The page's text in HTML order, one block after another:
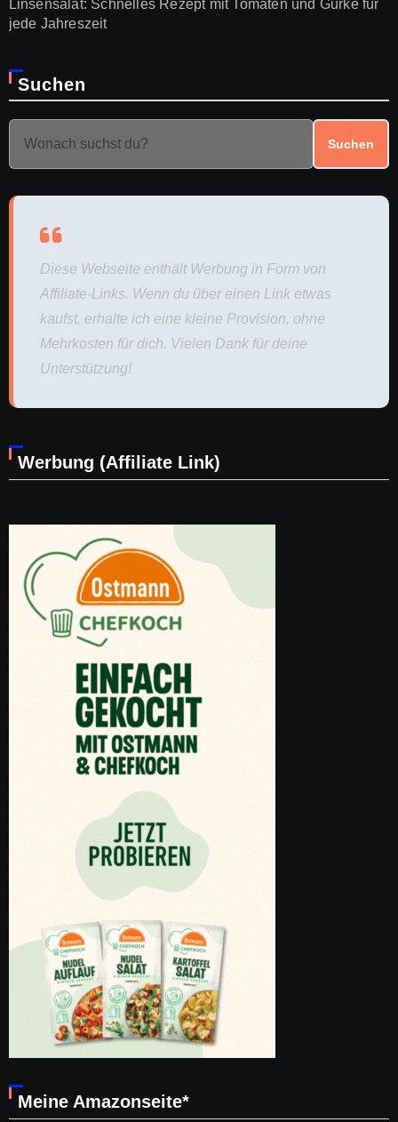
Linsensalat: Schnelles Rezept mit Tomaten und Gurke für
jede Jahreszeit
Suchen
Suchen
Diese Webseite enthält Werbung in Form von
Affiliate-Links. Wenn du über einen Link etwas
kaufst, erhalte ich eine kleine Provision, ohne
Mehrkosten für dich. Vielen Dank für deine
Unterstützung!
Werbung (Affiliate Link)
Meine Amazonseite*